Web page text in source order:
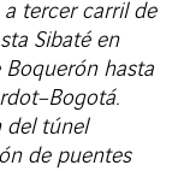
tercer carril de
Sibaté en
Boquerón hasta
del túnel
de puentes